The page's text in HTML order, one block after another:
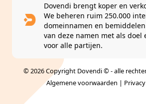
Dovendi brengt koper en
We beheren ruim 250.000
domeinnamen en
van deze namen met als doel
voor alle partijen.
© 2026 Copyright Dovendi © - alle
Algemene voorwaarden |